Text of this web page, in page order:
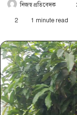
নিজস্ব প্রতিবেদক
Send
2 1 minute read